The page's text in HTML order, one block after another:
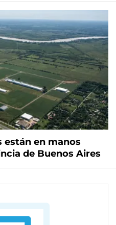
están en manos
de Buenos Aires